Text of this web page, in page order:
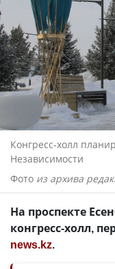
Конгресс-холл
Независимости
Фото из архива
На проспекте
конгресс-холл,
news.kz.